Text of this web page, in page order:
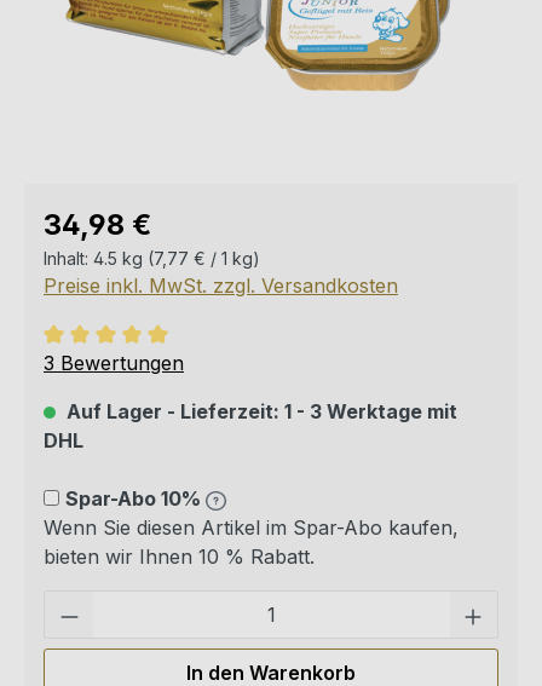
Regulärer Preis:
34,98 €
Inhalt: 4.5 kg (7,77 € / 1 kg)
Preise inkl. MwSt. zzgl. Versandkosten
Durchschnittliche Bewertung von 5 von 5 Sternen
3 Bewertungen
Auf Lager - Lieferzeit: 1 - 3 Werktage mit
DHL
Spar-Abo 10%
Wenn Sie diesen Artikel im Spar-Abo kaufen,
bieten wir Ihnen 10 % Rabatt.
In den Warenkorb